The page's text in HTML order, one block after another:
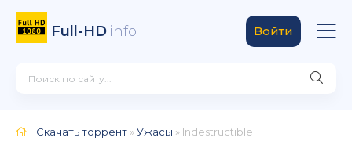
Full-HD.info Войти
Скачать торрент »Ужасы » Indestructible